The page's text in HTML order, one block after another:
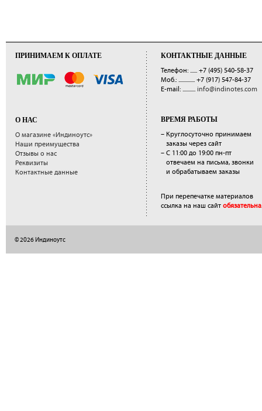
ПРИНИМАЕМ К ОПЛАТЕ
О НАС
О магазине «Индиноутс»
Наши преимущества
Отзывы о нас
Реквизиты
Контактные данные
КОНТАКТНЫЕ ДАННЫЕ
Телефон: ...... +7 (495) 540-58-37
Моб.: .............. +7 (917) 547-84-37
E-mail: ........... info@indinotes.com
ВРЕМЯ РАБОТЫ
– Круглосуточно принимаем
заказы через сайт
– С 11:00 до 19:00 пн-пт
отвечаем на письма, звонки
и обрабатываем заказы
При перепечатке материалов
ссылка на наш сайт обязательна.
© 2026 Индиноутс